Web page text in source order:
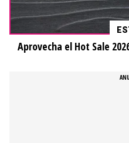
Aprovecha el Hot Sale